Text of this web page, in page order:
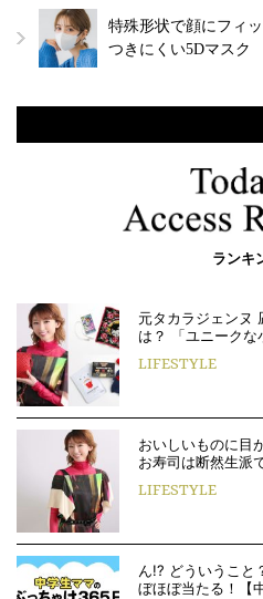
特殊形状で顔にフィ
つきにくい5Dマスク
ランキ
元タカラジェンヌ
は？ 「ユニーク
LIFESTYLE
おいしいものに目
お寿司は断然生派
LIFESTYLE
ん!? どういうこと
ぼほぼ当たる！【